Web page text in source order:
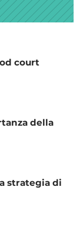
court
della
strategia di